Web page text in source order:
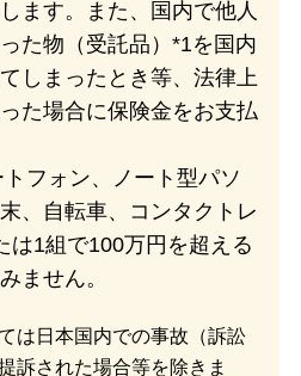
ます。また、国内で他人
た物（受託品）*1を国内
しまったとき等、法律上
た場合に保険金をお支払
フォン、ノート型パソ
、自転車、コンタクトレ
は1組で100万円を超える
ません。
は日本国内での事故（訴訟
訴された場合等を除きま